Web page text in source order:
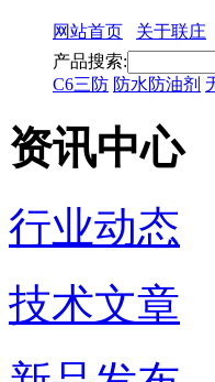
网站首页 关于联庄
产品搜索:
C6三防 防水防油剂
资讯中心
行业动态
技术文章